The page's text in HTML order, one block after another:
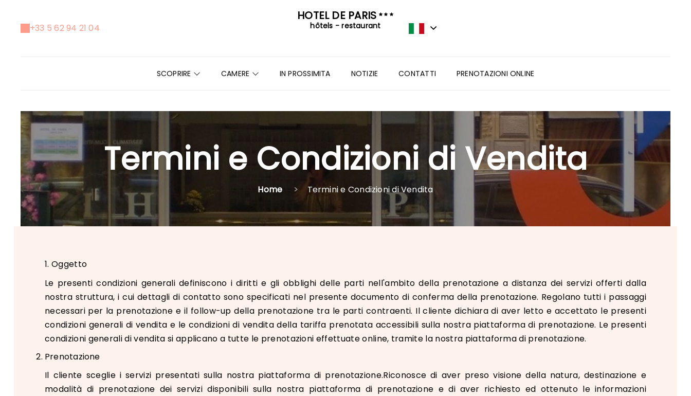
+33 5 62 94 21 04
HOTEL DE PARIS
hôtels - restaurant
SCOPRIRE CAMERE IN PROSSIMITA NOTIZIE CONTATTI PRENOTAZIONI ONLINE
Termini e Condizioni di Vendita
Home Termini e Condizioni di Vendita
1. Oggetto
Le presenti condizioni generali definiscono i diritti e gli obblighi delle parti nell'ambito della prenotazione a distanza dei servizi offerti dalla
nostra struttura, i cui dettagli di contatto sono specificati nel presente documento di conferma della prenotazione. Regolano tutti i passaggi
necessari per la prenotazione e il follow-up della prenotazione tra le parti contraenti. Il cliente dichiara di aver letto e accettato le presenti
condizioni generali di vendita e le condizioni di vendita della tariffa prenotata accessibili sulla nostra piattaforma di prenotazione. Le presenti
condizioni generali di vendita si applicano a tutte le prenotazioni effettuate online, tramite la nostra piattaforma di prenotazione.
Prenotazione
Il cliente sceglie i servizi presentati sulla nostra piattaforma di prenotazione.Riconosce di aver preso visione della natura, destinazione e
modalità di prenotazione dei servizi disponibili sulla nostra piattaforma di prenotazione e di aver richiesto ed ottenuto le informazioni